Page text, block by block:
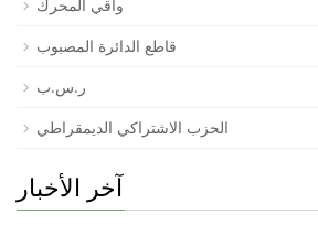
واقي المحرك
قاطع الدائرة المصبوب
ر.س.ب
الحزب الاشتراكي الديمقراطي
آخر الأخبار